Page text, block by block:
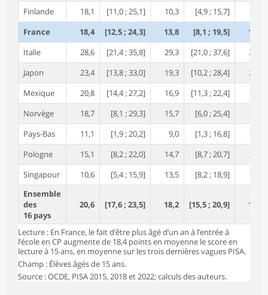
Finlande
18,1 [11,0 ; 25,1] 10,3 [4,9 ; 15,7]
14,9
France
18,4 [12,5 ; 24,3] 13,8 [8,1 ; 19,5]
16,9
Italie
28,6 [21,4 ; 35,8] 29,3 [21,0 ; 37,6]
26,8
Japon
23,4 [13,8 ; 33,0] 19,3 [10,2 ; 28,4]
21,2
Mexique
20,8 [14,4 ; 27,2] 16,9 [11,3 ; 22,4]
17,8
Norvège
18,7 [8,1 ; 29,3] 15,7 [6,0 ; 25,4]
19,6
Pays-Bas
11,1 [1,9 ; 20,2] 9,0 [1,3 ; 16,8]
13,4
Pologne
15,1 [8,2 ; 22,0] 14,7 [8,7 ; 20,7]
13,4
Singapour
10,6 [5,4 ; 15,9] 13,5 [8,2 ; 18,9]
14,1
Ensemble
des
16 pays
20,6 [17,6 ; 23,5] 18,2 [15,5 ; 20,9] 18,4
Lecture : En France, le fait d’être plus âgé d’un an à l’entrée à
l’école en CP augmente de 18,4 points en moyenne le score en
lecture à 15 ans, en moyenne sur les trois dernières vagues PISA.
Champ : Élèves âgés de 15 ans.
Source : OCDE, PISA 2015, 2018 et 2022; calculs des auteurs.